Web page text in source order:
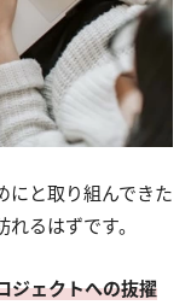
にと取り組んできた
るはずです。
ジェクトへの抜擢